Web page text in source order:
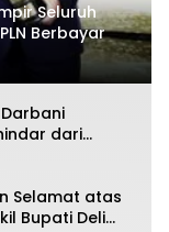
Seluruh
Berbayar
Darbani
dari
Selamat atas
Bupati Deli